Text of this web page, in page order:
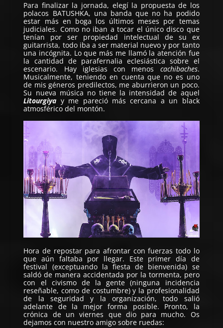
Para finalizar la jornada, elegí la propuesta de los
polacos BATUSHKA, una banda que no ha podido
estar más en boga los últimos meses por temas
judiciales. Como no iban a tocar el único disco que
tenían por ser propiedad intelectual de su ex
guitarrista, todo iba a ser material nuevo y por tanto
una incógnita. Lo que más me llamó la atención fue
la cantidad de parafernalia eclesiástica sobre el
escenario. Hay iglesias con menos cachibaches.
Musicalmente, teniendo en cuenta que no es uno
de mis géneros predilectos, me aburrieron un poco.
Su nueva música no tiene la intensidad de aquel
Litourgiya y me pareció más cercana a un black
atmosférico del montón.
Hora de repostar para afrontar con fuerzas todo lo
que aún faltaba por llegar. Este primer día de
festival (exceptuando la fiesta de bienvenida) se
saldó de manera accidentada por la tormenta, pero
con el civismo de la gente (ninguna incidencia
reseñable, como de costumbre) y la profesionalidad
de la seguridad y la organización, todo salió
adelante de la mejor forma posible. Pronto, la
crónica de un viernes que dio para mucho. Os
dejamos con nuestro amigo sobre ruedas: